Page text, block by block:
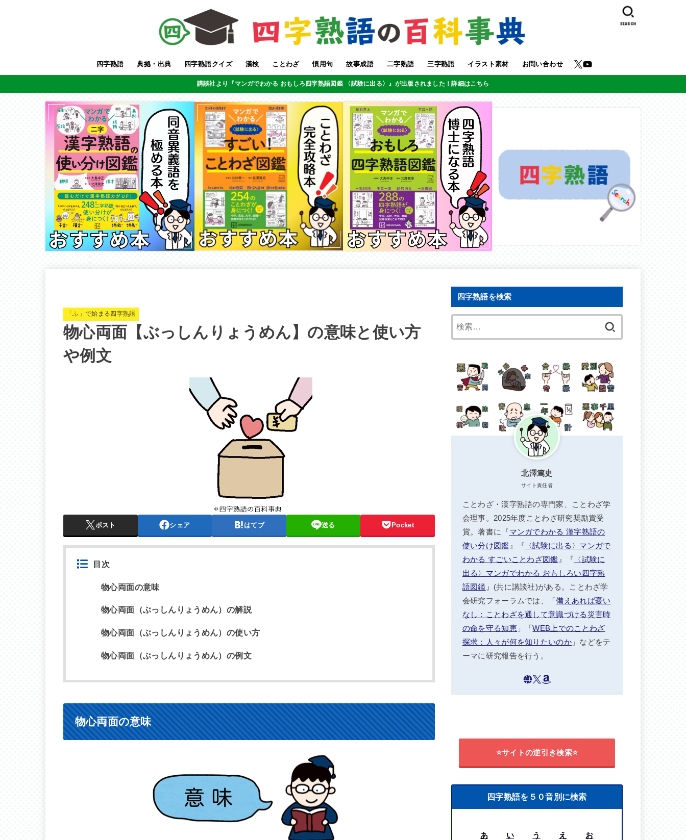
四字熟語 典拠・出典 四字熟語クイズ 漢検 ことわざ 慣用句 故事成語 二字熟語 三字熟語 イラスト素材 お問い合わせ
SEARCH
講談社より『マンガでわかる おもしろ四字熟語図鑑 〈試験に出る〉』が出版されました！詳細はこちら
「ふ」で始まる四字熟語
物心両面【ぶっしんりょうめん】の意味と使い方
や例文
ポスト シェア はてブ 送る Pocket
目次
物心両面の意味
物心両面（ぶっしんりょうめん）の解説
物心両面（ぶっしんりょうめん）の使い方
物心両面（ぶっしんりょうめん）の例文
物心両面の意味
四字熟語を検索
北澤篤史
サイト責任者
ことわざ・漢字熟語の専門家、ことわざ学
会理事。2025年度ことわざ研究奨励賞受
賞。著書に『マンガでわかる 漢字熟語の
使い分け図鑑 』『 〈試験に出る〉マンガで
わかる すごいことわざ図鑑 』『 〈試験に
出る〉マンガでわかる おもしろい四字熟
語図鑑 』(共に講談社)がある。ことわざ学
会研究フォーラムでは、「備えあれば憂い
なし：ことわざを通して意識づける災害時
の命を守る知恵」「WEB上でのことわざ
探求：人々が何を知りたいのか」などをテ
ーマに研究報告を行う。
⭐サイトの逆引き検索⭐
四字熟語を５０音別に検索
あ い う え
お